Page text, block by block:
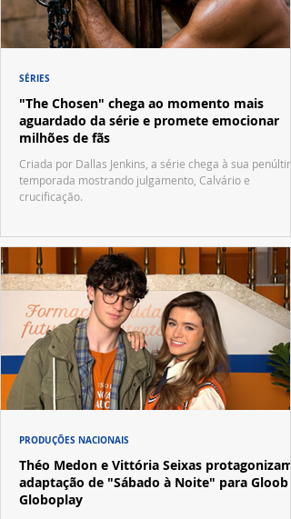
"The Chosen" chega ao momento mais
aguardado da série e promete emocionar
milhões de fãs
Criada por Dallas Jenkins, a série chega à sua
temporada mostrando julgamento, Calvário e
crucificação.
SÉRIES
Théo Medon e Vittória Seixas protagonizam
adaptação de "Sábado à Noite" para Gloob e
Globoplay
PRODUÇÕES NACIONAIS